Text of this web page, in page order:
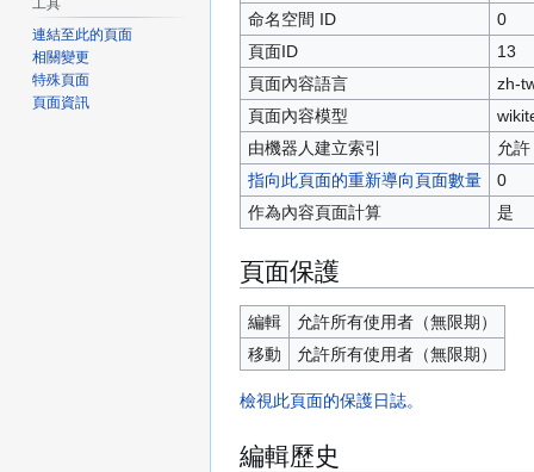
命名空間 ID
0
頁面ID
13
頁面內容語言
zh-
頁面內容模型
由機器人建立索引
允許
指向此頁面的重新導向頁面數量
0
作為內容頁面計算
是
頁面保護
編輯
允許所有使用者​（無限期）
移動
允許所有使用者​（無限期）
檢視此頁面的保護日誌。
編輯歷史
連結至此的頁面
相關變更
特殊頁面
頁面資訊